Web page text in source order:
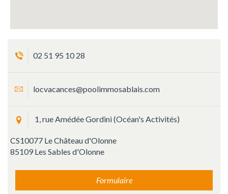
02 51 95 10 28
locvacances@poolimmosablais.com
1, rue Amédée Gordini (Océan's Activités)
CS10077 Le Château d'Olonne
85109 Les Sables d'Olonne
Formulaire